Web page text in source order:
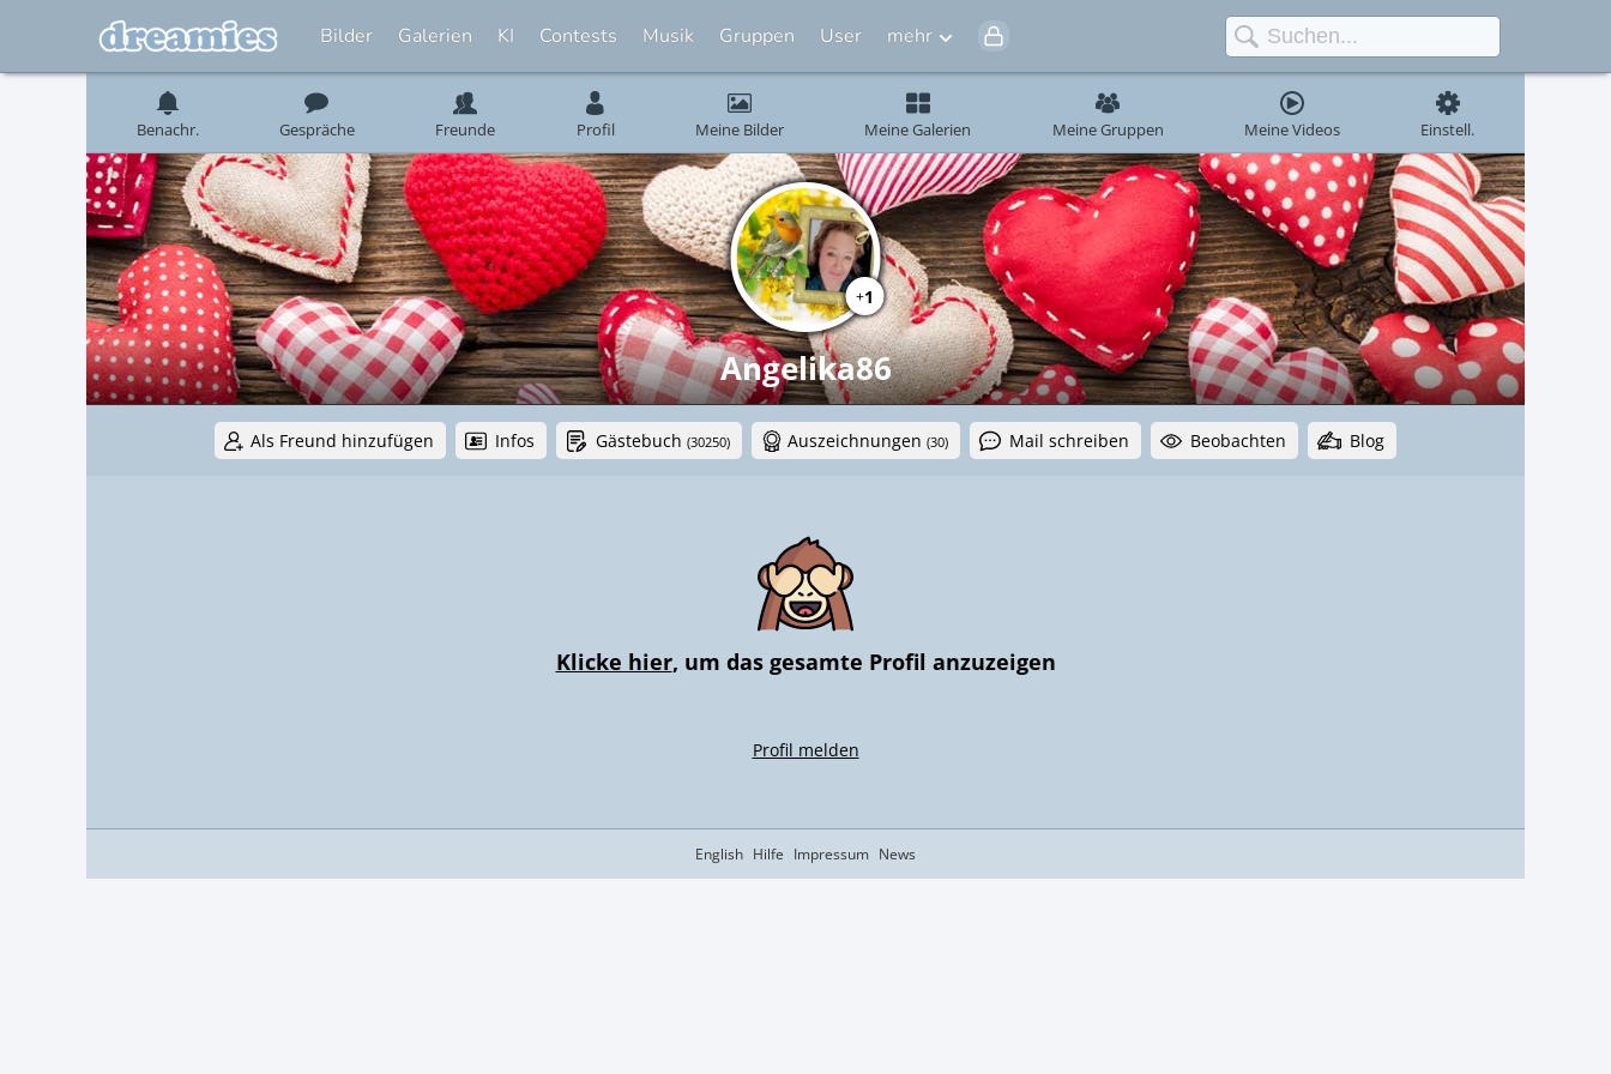
Bilder Galerien KI Contests Musik Gruppen User mehr
Benachr. Gespräche Freunde Profil Meine Bilder Meine Galerien Meine Gruppen Meine Videos Einstell.
+1
Angelika86
Als Freund hinzufügen Infos Gästebuch (30250) Auszeichnungen (30) Mail schreiben Beobachten Blog
Klicke hier, um das gesamte Profil anzuzeigen
Profil melden
English Hilfe Impressum News